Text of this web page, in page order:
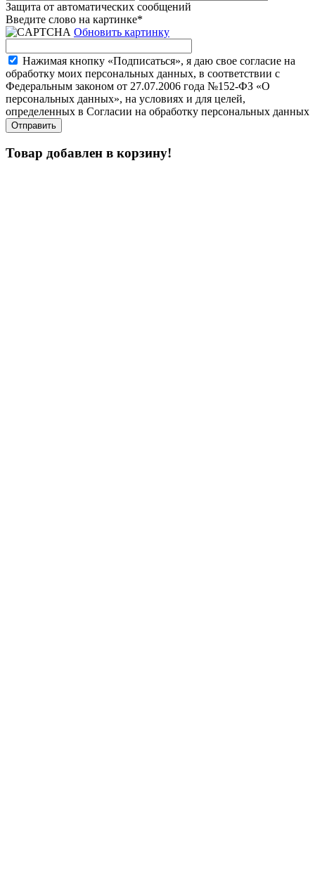
Защита от автоматических сообщений
Введите слово на картинке*
Обновить картинку
Нажимая кнопку «Подписаться», я даю свое согласие на
обработку моих персональных данных, в соответствии с
Федеральным законом от 27.07.2006 года №152-ФЗ «О
персональных данных», на условиях и для целей,
определенных в Согласии на обработку персональных данных
Товар добавлен в корзину!